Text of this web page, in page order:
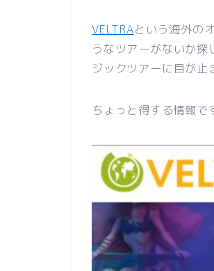
VELTRAという海外の
うなツアーがないか
ジックツアーに目が止
ちょっと得する情報